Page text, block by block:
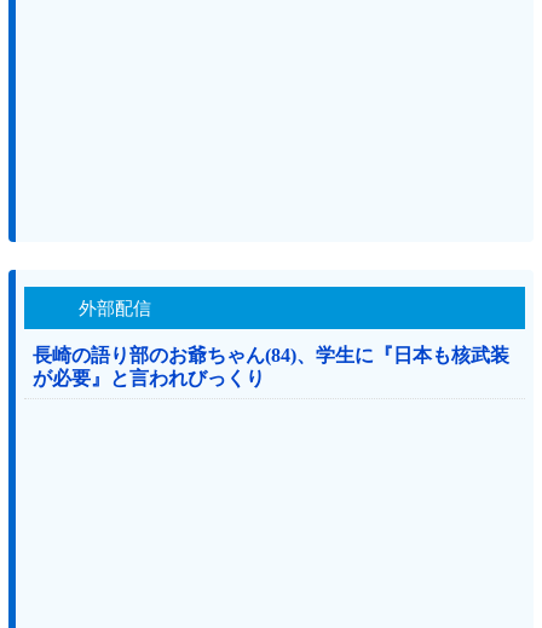
外部配信
長崎の語り部のお爺ちゃん(84)、学生に『日本も核武装
が必要』と言われびっくり